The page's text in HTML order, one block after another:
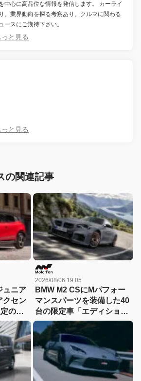
中心に高品位な情報を発信します。 カーライ
、業界動向を探る考察あり、クルマに関わる
ースにご期待下さい。
と見る
と見る
の関連記事
ュニア
クセン
の
ーレ」
2026/08/06 19:05
BMW M2 CSにMパフォー
マンスパーツを装備した40
台の限定車「エディショ
ン・エッジ」が登場！